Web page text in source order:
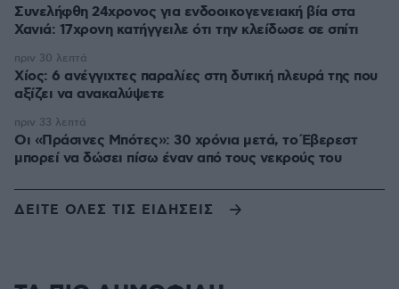
Συνελήφθη 24χρονος για ενδοοικογενειακή βία στα
Χανιά: 17χρονη κατήγγειλε ότι την κλείδωσε σε σπίτι
Χίος: 6 ανέγγιχτες παραλίες στη δυτική πλευρά της που
αξίζει να ανακαλύψετε
πριν 30 λεπτά
Οι «Πράσινες Μπότες»: 30 χρόνια μετά, το Έβερεστ
μπορεί να δώσει πίσω έναν από τους νεκρούς του
πριν 33 λεπτά
ΔΕΙΤΕ ΟΛΕΣ ΤΙΣ ΕΙΔΗΣΕΙΣ